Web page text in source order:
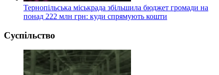
Тернопільська міськрада збільшила бюджет громади на
понад 222 млн грн: куди спрямують кошти
Суспільство